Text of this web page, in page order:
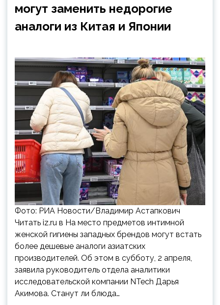
могут заменить недорогие
аналоги из Китая и Японии
Фото: РИА Новости/Владимир Астапкович
Читать iz.ru в На место предметов интимной
женской гигиены западных брендов могут встать
более дешевые аналоги азиатских
производителей. Об этом в субботу, 2 апреля,
заявила руководитель отдела аналитики
исследовательской компании NTech Дарья
Акимова. Станут ли блюда…